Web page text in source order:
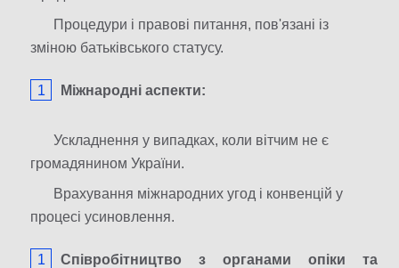
Процедури і правові питання, пов'язані із
зміною батьківського статусу.
Міжнародні аспекти:
Ускладнення у випадках, коли вітчим не є
громадянином України.
Врахування міжнародних угод і конвенцій у
процесі усиновлення.
Співробітництво з органами опіки та